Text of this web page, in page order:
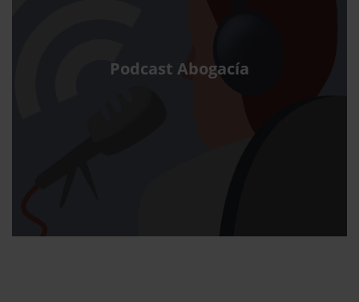
Podcast Abogacía